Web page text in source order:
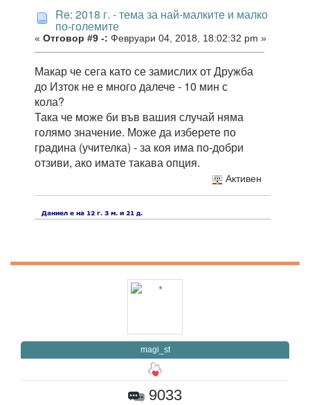
Re: 2018 г. - тема за най-малките и малко
по-големите
« Отговор #9 -: Февруари 04, 2018, 18:02:32 pm »
Макар че сега като се замислих от Дружба
до Изток не е много далече - 10 мин с
кола?
Така че може би във вашия случай няма
голямо значение. Може да изберете по
градина (учителка) - за коя има по-добри
отзиви, ако имате такава опция.
Активен
magi_st
9033